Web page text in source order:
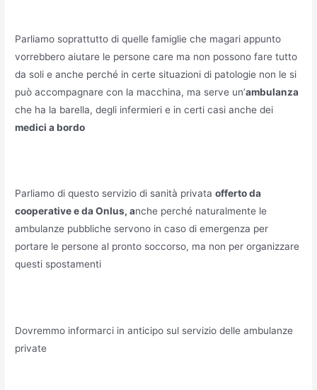
Parliamo soprattutto di quelle famiglie che magari appunto
vorrebbero aiutare le persone care ma non possono fare tutto
da soli e anche perché in certe situazioni di patologie non le si
può accompagnare con la macchina, ma serve un’ambulanza
che ha la barella, degli infermieri e in certi casi anche dei
medici a bordo
Parliamo di questo servizio di sanità privataofferto da
cooperative e da Onlus, anche perché naturalmente le
ambulanze pubbliche servono in caso di emergenza per
portare le persone al pronto soccorso, ma non per organizzare
questi spostamenti
Dovremmo informarci in anticipo sul servizio delle ambulanze
private